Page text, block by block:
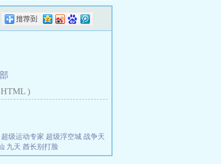
)
超级运动专家 超级浮空城 战争天
九天 酋长别打脸